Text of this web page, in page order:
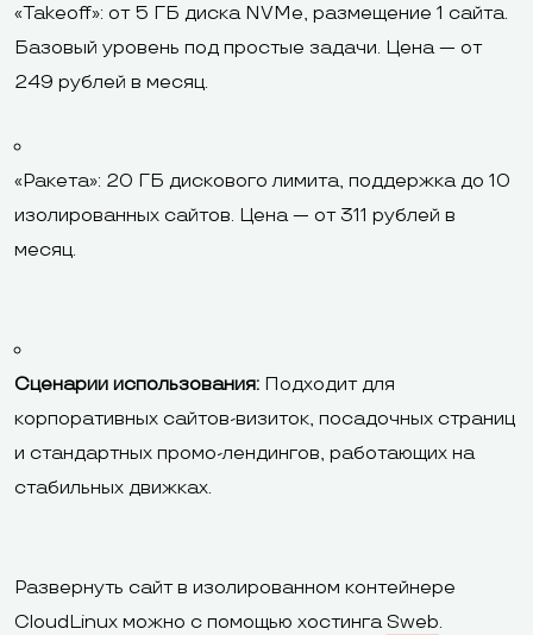
«Takeoff»: от 5 ГБ диска NVMe, размещение 1 сайта.
Базовый уровень под простые задачи. Цена — от
249 рублей в месяц.
«Ракета»: 20 ГБ дискового лимита, поддержка до 10
изолированных сайтов. Цена — от 311 рублей в
месяц.
Сценарии использования: Подходит для
корпоративных сайтов-визиток, посадочных страниц
и стандартных промо-лендингов, работающих на
стабильных движках.
Развернуть сайт в изолированном контейнере
CloudLinux можно с помощью хостинга Sweb.